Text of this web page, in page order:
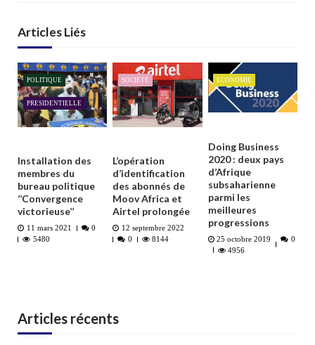
Articles Liés
POLITIQUE
PRESIDENTIELLE
Installation des
membres du
bureau politique
’’Convergence
victorieuse’’
11 mars 2021
0
5480
SOCIETÉ
L’opération
d’identification
des abonnés de
Moov Africa et
Airtel prolongée
12 septembre 2022
0
8144
ECONOMIE
Doing Business
2020 : deux pays
d’Afrique
subsaharienne
parmi les
meilleures
progressions
25 octobre 2019
0
4956
Articles récents